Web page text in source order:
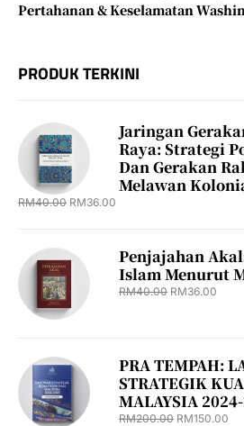
Pertahanan & Keselamatan
PRODUK TERKINI
Jaringan
Raya: Strategi
Dan Gerakan
Melawan
RM40.00 RM36.00
Penjajahan
Islam Menurut
RM40.00 RM36.00
PRA TEMPAH:
STRATEGIK
MALAYSIA
RM200.00 RM150.00